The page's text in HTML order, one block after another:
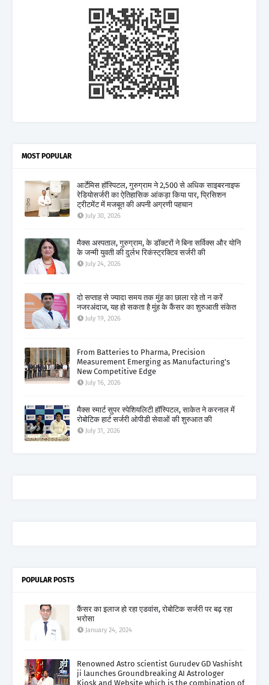
MOST POPULAR
आर्टेमिस हॉस्पिटल, गुरुग्राम ने 2,500 से अधिक साइबरनाइफ
रेडियोसर्जरी का ऐतिहासिक आंकड़ा किया पार, प्रिसिशन
ट्रीटमेंट में मजबूत की अपनी अग्रणी पहचान
July 30, 2026
मैक्स अस्पताल, गुरुग्राम, के डॉक्टरों ने बिना सर्विक्स और योनि
के जन्मी युवती की दुर्लभ रिकंस्ट्रक्टिव सर्जरी की
July 24, 2026
दो सप्ताह से ज्यादा समय तक मुंह का छाला रहे तो न करें
नजरअंदाज, यह हो सकता है मुंह के कैंसर का शुरुआती संकेत
July 19, 2026
From Batteries to Pharma, Precision
Measurement Emerging as Manufacturing's
New Competitive Edge
July 16, 2026
मैक्स स्मार्ट सुपर स्पेशियलिटी हॉस्पिटल, साकेत ने करनाल में
रोबोटिक हार्ट सर्जरी ओपीडी सेवाओं की शुरुआत की
July 31, 2026
POPULAR POSTS
कैंसर का इलाज हो रहा एडवांस, रोबोटिक सर्जरी पर बढ़ रहा
भरोसा
January 24, 2024
Renowned Astro scientist Gurudev GD Vashisht
ji launches Groundbreaking AI Astrologer
Kiosk and Website which is the combination of